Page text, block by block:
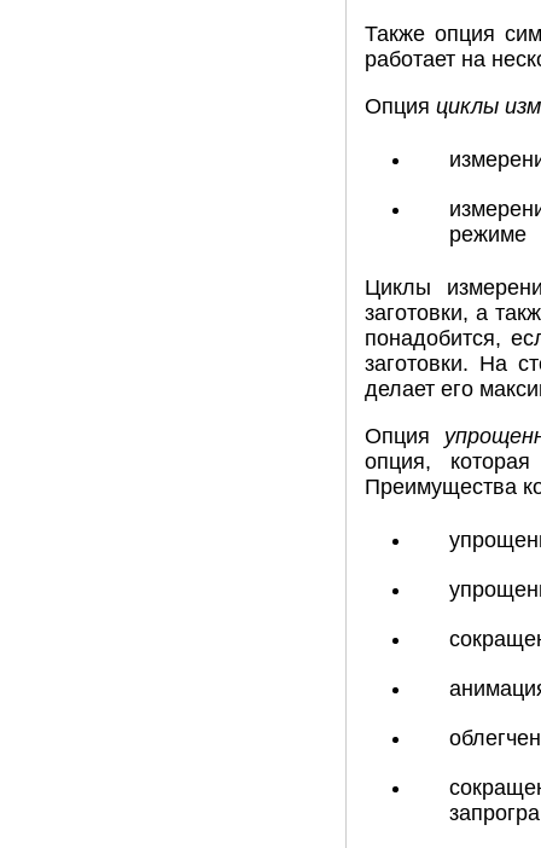
Также опция
работает на
Опция циклы
режиме
Циклы
заготовки, а
понадобится,
заготовки. На
делает его
Опция
опция,
Преимущества